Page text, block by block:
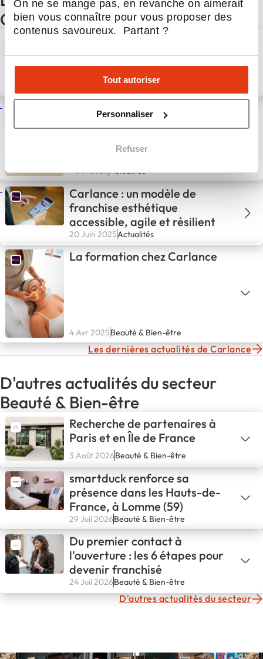
On ne se mange pas, en revanche on aimerait
bien vous connaître pour vous proposer des
contenus savoureux. Partant ?
Tout autoriser
Personnaliser
Refuser
CARLANCE
Nouveauté make-up : un levier
de performance pour les
1 Oct 2025Actualités
Carlance : un modèle de
franchise esthétique
accessible, agile et résilient
20 Juin 2025Actualités
La formation chez Carlance
4 Avr 2025Beauté & Bien-être
Les dernières actualités de Carlance
D'autres actualités du secteur
Beauté & Bien-être
Recherche de partenaires à
Paris et en Île de France
3 Août 2026Beauté & Bien-être
smartduck renforce sa
présence dans les Hauts-de-
France, à Lomme (59)
29 Juil 2026Beauté & Bien-être
Du premier contact à
l'ouverture : les 6 étapes pour
devenir franchisé
24 Juil 2026Beauté & Bien-être
D'autres actualités du secteur